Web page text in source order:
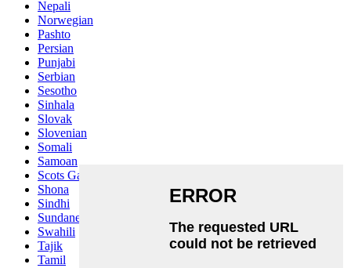
Nepali
Norwegian
Pashto
Persian
Punjabi
Serbian
Sesotho
Sinhala
Slovak
Slovenian
Somali
Samoan
Scots Gaelic
Shona
Sindhi
Sundanese
Swahili
Tajik
Tamil